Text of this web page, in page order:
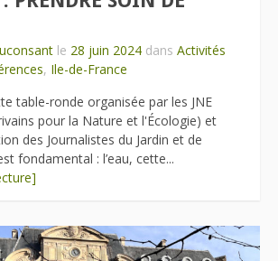
le 28 juin 2024 dans Activités
, Ile-de-France
table-ronde organisée par les JNE
pour la Nature et l'Écologie) et
des Journalistes du Jardin et de
fondamental : l’eau, cette...